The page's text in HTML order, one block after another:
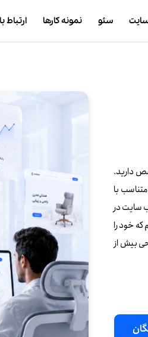
سئو نمونه کارها ارتباط
دارید.
با
سایت در
خود را
بیش از